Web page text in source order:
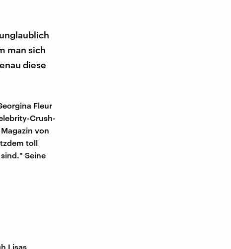
man sich
diese
Fleur
Crush-
von
toll
Seine
Lisas